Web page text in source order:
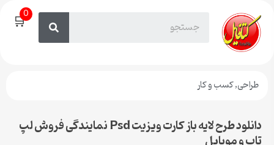
🛒0
طراحی,کسب و کار
دانلود طرح لایه باز کارت ویزیت Psd نمایندگی فروش لپ
تاپ و موبایل